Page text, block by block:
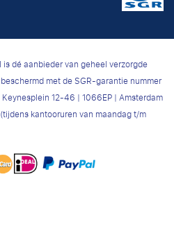
dé aanbieder van geheel verzorgde
met de SGR-garantie nummer
12-46 | 1066EP | Amsterdam
(tijdens kantooruren van maandag t/m